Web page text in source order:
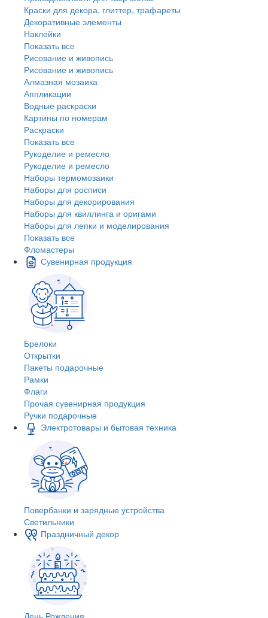
Краски для декора, глиттер, трафареты
Декоративные элементы
Наклейки
Показать все
Рисование и живопись
Рисование и живопись
Алмазная мозаика
Аппликации
Водные раскраски
Картины по номерам
Раскраски
Показать все
Рукоделие и ремесло
Рукоделие и ремесло
Наборы термомозаики
Наборы для росписи
Наборы для декорирования
Наборы для квиллинга и оригами
Наборы для лепки и моделирования
Показать все
Фломастеры
Сувенирная продукция
Брелоки
Открытки
Пакеты подарочные
Рамки
Флаги
Прочая сувенирная продукция
Ручки подарочные
Электротовары и бытовая техника
Повербанки и зарядные устройства
Светильники
Праздничный декор